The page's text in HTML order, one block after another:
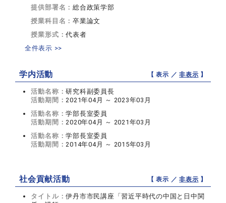
提供部署名：総合政策学部
授業科目名：卒業論文
授業形式：代表者
全件表示 >>
学内活動 【 表示 ／非表示 】
活動名称：研究科副委員長
活動期間：2021年04月 ～ 2023年03月
活動名称：学部長室委員
活動期間：2020年04月 ～ 2021年03月
活動名称：学部長室委員
活動期間：2014年04月 ～ 2015年03月
社会貢献活動 【 表示 ／非表示 】
タイトル：伊丹市市民講座「習近平時代の中国と日中関